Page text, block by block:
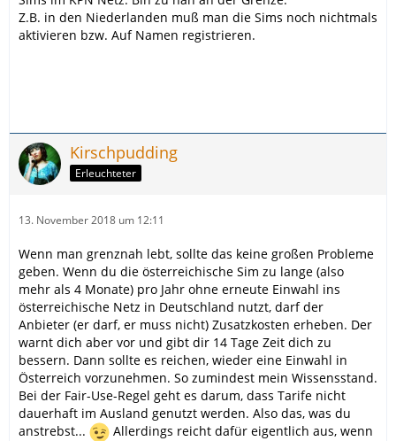
Z.B. in den Niederlanden muß man die Sims noch nichtmals
aktivieren bzw. Auf Namen registrieren.
Kirschpudding
Erleuchteter
13. November 2018 um 12:11
Wenn man grenznah lebt, sollte das keine großen Probleme
geben. Wenn du die österreichische Sim zu lange (also
mehr als 4 Monate) pro Jahr ohne erneute Einwahl ins
österreichische Netz in Deutschland nutzt, darf der
Anbieter (er darf, er muss nicht) Zusatzkosten erheben. Der
warnt dich aber vor und gibt dir 14 Tage Zeit dich zu
bessern. Dann sollte es reichen, wieder eine Einwahl in
Österreich vorzunehmen. So zumindest mein Wissensstand.
Bei der Fair-Use-Regel geht es darum, dass Tarife nicht
dauerhaft im Ausland genutzt werden. Also das, was du
anstrebst...
Allerdings reicht dafür eigentlich aus, wenn